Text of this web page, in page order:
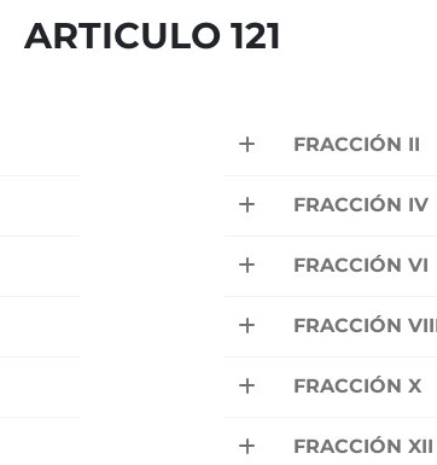
ARTICULO 121
FRACCIÓN II
FRACCIÓN IV
FRACCIÓN VI
FRACCIÓN
FRACCIÓN X
FRACCIÓN XII